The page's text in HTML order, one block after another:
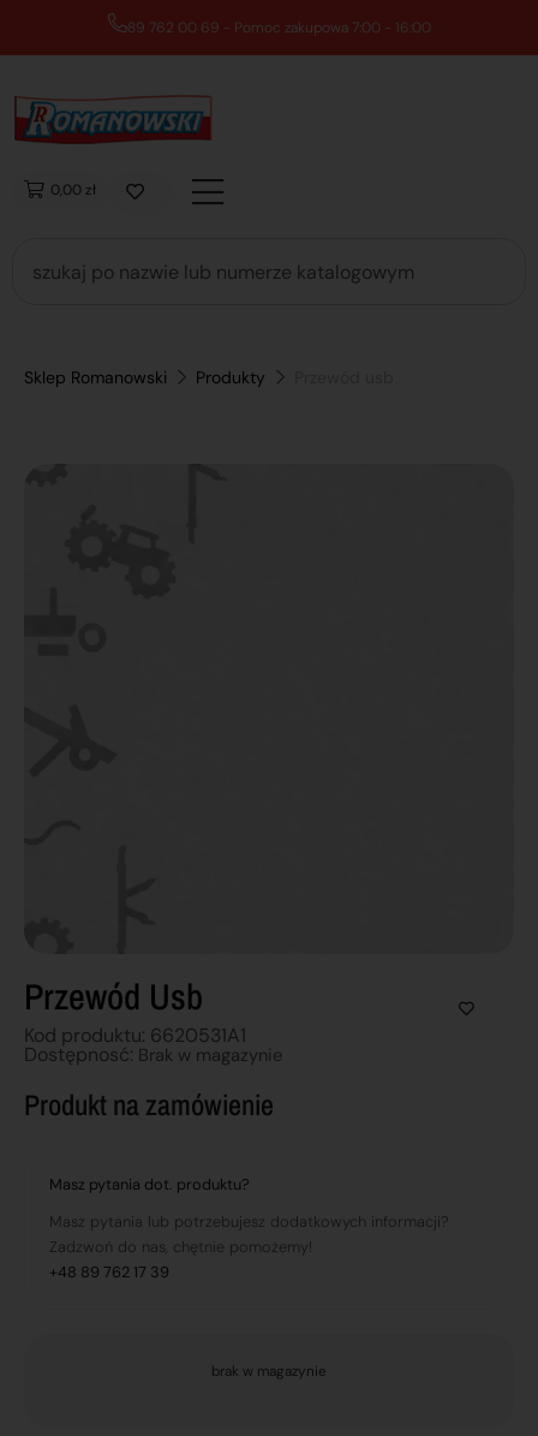
89 762 00 69 - Pomoc zakupowa 7:00 - 16:00
0,00 zł
Sklep Romanowski Produkty
Przewód Usb
Kod produktu: 6620531A1
Dostępnosć: Brak w magazynie
Produkt na zamówienie
Masz pytania dot. produktu?
Masz pytania lub potrzebujesz dodatkowych informacji?
Zadzwoń do nas, chętnie pomożemy!
+48 89 762 17 39
brak w magazynie